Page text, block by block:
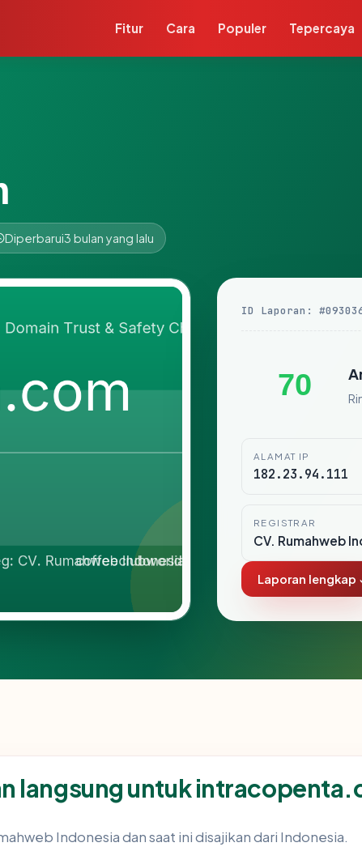
Fitur Cara Populer Tepercaya
Diperbarui3 bulan yang lalu
ID Laporan:
70
ALAMAT IP
182.23.94.111
REGISTRAR
CV. Rumahweb
Laporan lengkap
langsung untuk
Indonesia dan saat ini disajikan dari Indonesia.